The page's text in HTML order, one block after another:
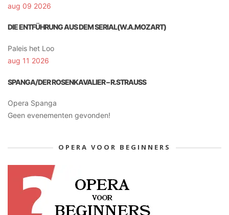
aug 09 2026
DIE ENTFÜHRUNG AUS DEM SERIAL(W.A.MOZART)
Paleis het Loo
aug 11 2026
SPANGA/DER ROSENKAVALIER – R.STRAUSS
Opera Spanga
Geen evenementen gevonden!
OPERA VOOR BEGINNERS